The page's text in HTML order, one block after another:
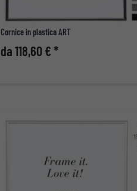
Cornice in plastica ART
da 118,60 € *